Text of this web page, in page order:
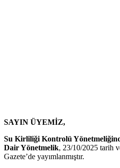
SAYIN ÜYEMİZ,
Su Kirliliği Kontrolü
Dair Yönetmelik, 23/10/2025 tarih
Gazete’de yayımlanmıştır.